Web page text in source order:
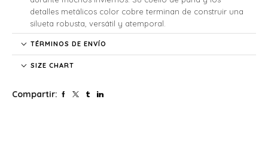
detalles metálicos color cobre terminan de construir una
silueta robusta, versátil y atemporal.
Diseñada para acompañarte tanto en el día a día como
en ocasiones especiales, esta campera workwear
funciona perfecto para salir, viajar, usar diariamente o
Características
TÉRMINOS DE ENVÍO
SIZE CHART
Compartir: